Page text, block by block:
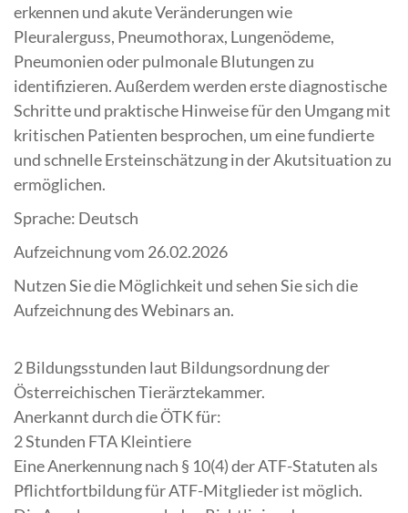
erkennen und akute Veränderungen wie
Pleuralerguss, Pneumothorax, Lungenödeme,
Pneumonien oder pulmonale Blutungen zu
identifizieren. Außerdem werden erste diagnostische
Schritte und praktische Hinweise für den Umgang mit
kritischen Patienten besprochen, um eine fundierte
und schnelle Ersteinschätzung in der Akutsituation zu
ermöglichen.
Sprache: Deutsch
Aufzeichnung vom 26.02.2026
Nutzen Sie die Möglichkeit und sehen Sie sich die
Aufzeichnung des Webinars an.
2 Bildungsstunden laut Bildungsordnung der
Österreichischen Tierärztekammer.
Anerkannt durch die ÖTK für:
2 Stunden FTA Kleintiere
Eine Anerkennung nach § 10(4) der ATF-Statuten als
Pflichtfortbildung für ATF-Mitglieder ist möglich.